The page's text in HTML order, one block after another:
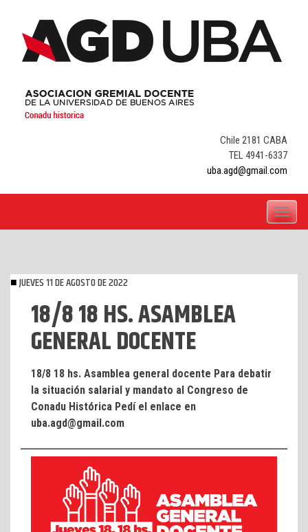
content
Chile 2181 CABA
TEL 4941-6337
uba.agd@gmail.com
Toggle
JUEVES 11 DE AGOSTO DE 2022
18/8 18 HS. ASAMBLEA
GENERAL DOCENTE
18/8 18 hs. Asamblea general docente Para debatir
la situación salarial y mandato al Congreso de
Conadu Histórica Pedí el enlace en
uba.agd@gmail.com